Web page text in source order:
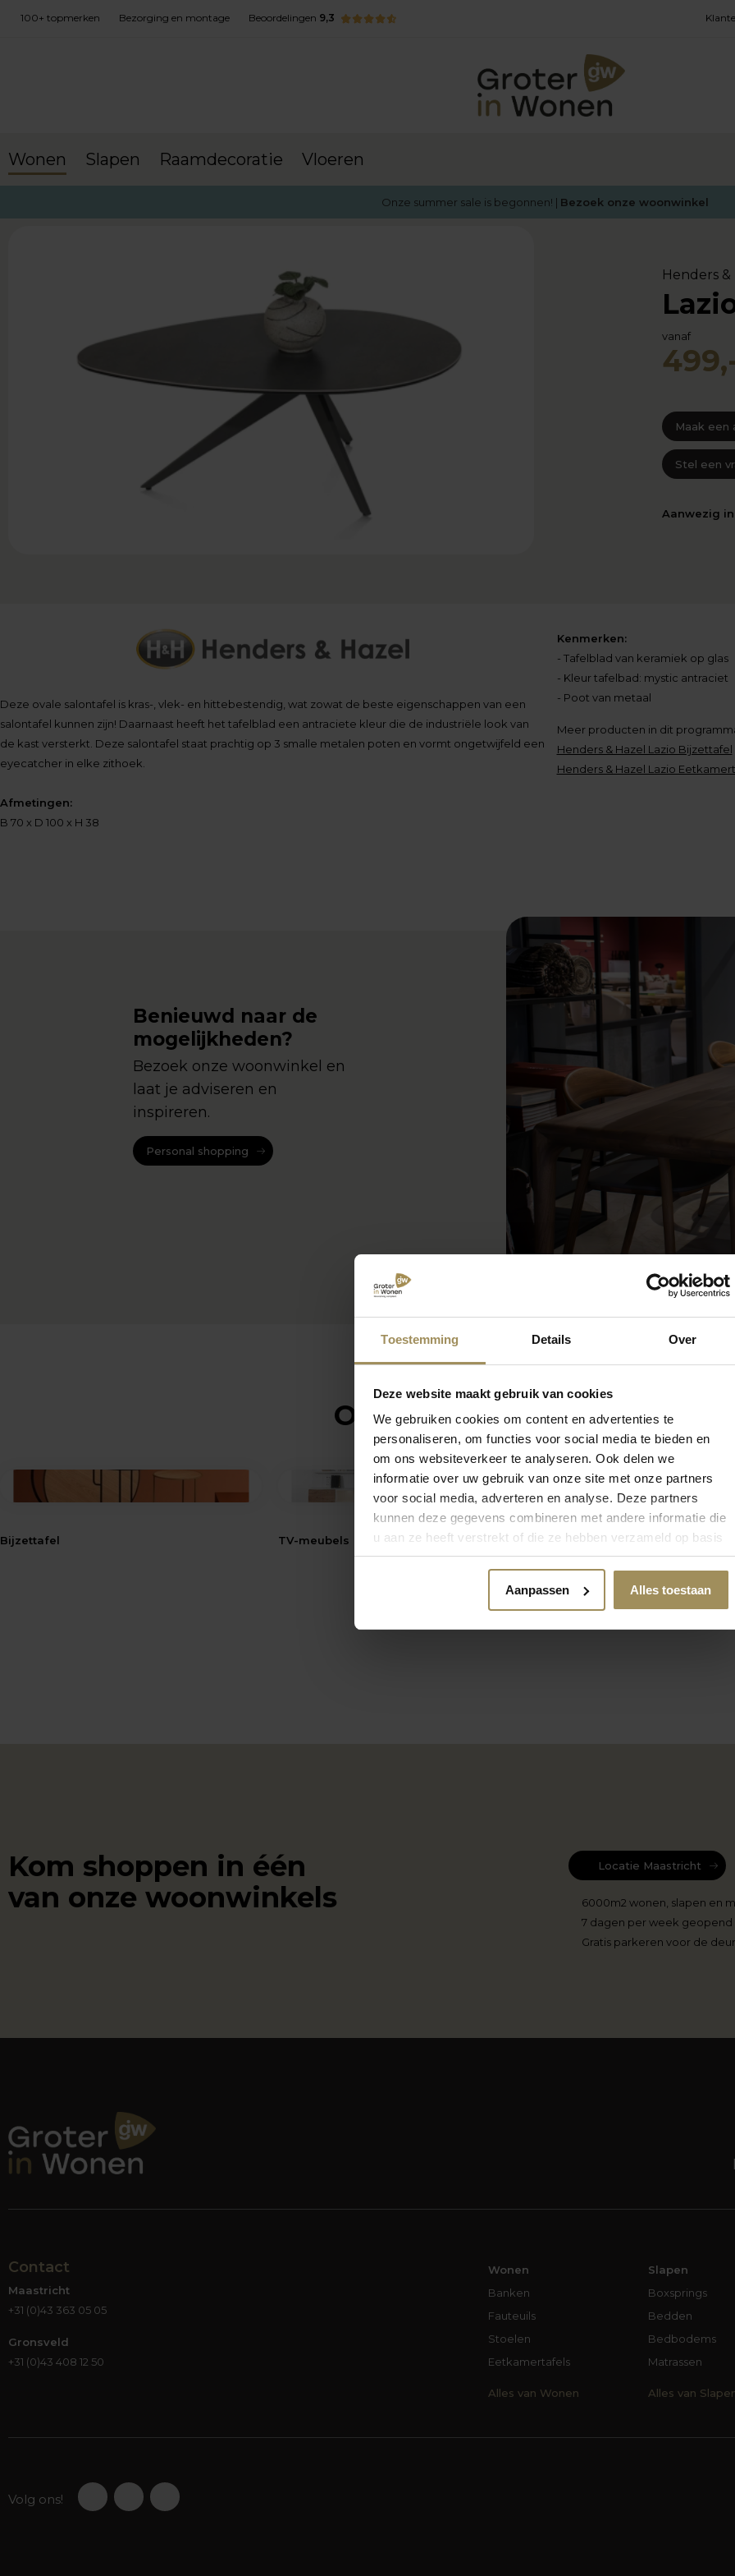
Toestemming Details Over
Deze website maakt gebruik van cookies
We gebruiken cookies om content en advertenties te
personaliseren, om functies voor social media te bieden en
om ons websiteverkeer te analyseren. Ook delen we
informatie over uw gebruik van onze site met onze partners
voor social media, adverteren en analyse. Deze partners
kunnen deze gegevens combineren met andere informatie die
u aan ze heeft verstrekt of die ze hebben verzameld op basis
van uw gebruik van hun services.
Aanpassen Alles toestaan
100+ topmerken Bezorging en montage Beoordelingen 9,3
Wonen Slapen Raamdecoratie Vloeren
Onze summer sale is begonnen! | Bezoek onze woonwinkel
terug naar Wonen Salontafels
Henders &
vanaf
Maak een
Stel een
Aanwezig
Deze ovale salontafel is kras-, vlek- en hittebestendig, wat zowat de beste eigenschappen van een
salontafel kunnen zijn! Daarnaast heeft het tafelblad een antraciete kleur die de industriële look van
de kast versterkt. Deze salontafel staat prachtig op 3 smalle metalen poten en vormt ongetwijfeld een
eyecatcher in elke zithoek.
Afmetingen:
B 70 x D 100 x H 38
Kenmerken:
- Tafelblad van keramiek op glas
- Kleur tafelbad: mystic antraciet
- Poot van metaal
Meer producten in dit
Henders & Hazel Lazio Bijzettafel
Henders & Hazel Lazio
Benieuwd naar de
mogelijkheden?
Bezoek onze woonwinkel en
laat je adviseren en
inspireren.
Personal shopping
Op zoek naar meer
Bijzettafel TV-meubels Dressoirs
Kom shoppen in één
van onze woonwinkels
Locatie Maastricht
6000m2 wonen, slapen en
7 dagen per week geopend
Gratis parkeren voor de deur
Contact
Maastricht
+31 (0)43 363 05 05
Gronsveld
+31 (0)43 408 12 50
Wonen
Banken
Fauteuils
Stoelen
Eetkamertafels
Alles van Wonen
Slapen
Boxsprings
Bedden
Bedbodems
Matrassen
Alles van
Volg ons!